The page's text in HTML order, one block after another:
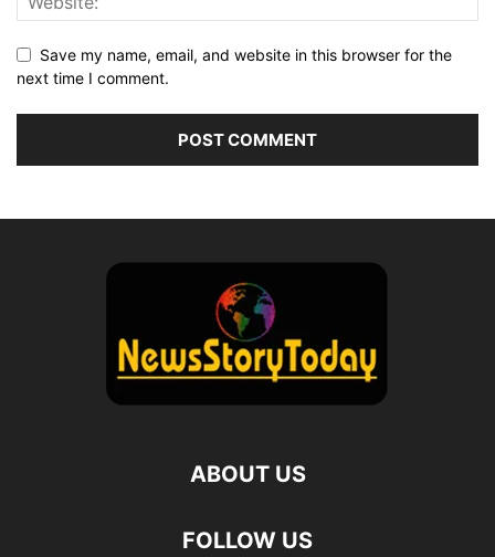
Save my name, email, and website in this browser for the
next time I comment.
ABOUT US
FOLLOW US